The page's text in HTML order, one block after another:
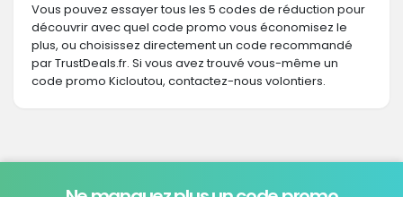
Vous pouvez essayer tous les 5 codes de réduction pour
découvrir avec quel code promo vous économisez le
plus, ou choisissez directement un code recommandé
par TrustDeals.fr. Si vous avez trouvé vous-même un
code promo Kicloutou, contactez-nous volontiers.